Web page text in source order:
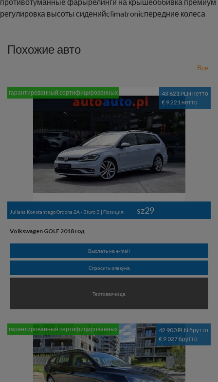
регулировка высоты сиденийclimatronicпередние колеса
Похожие авто
Все
43 821 PLN нетто
€ 9 221 нетто
гарантированный сертифицированных
Juliana Konstantego Ordona 2A - Biuro B | Позиция: sz29
Volkswagen GOLF 2018 год
Выслать на e-mail
Спросить опекуна
Тестовая езда
42 900 PLN брутто
€ 9 027 брутто
гарантированный сертифицированных